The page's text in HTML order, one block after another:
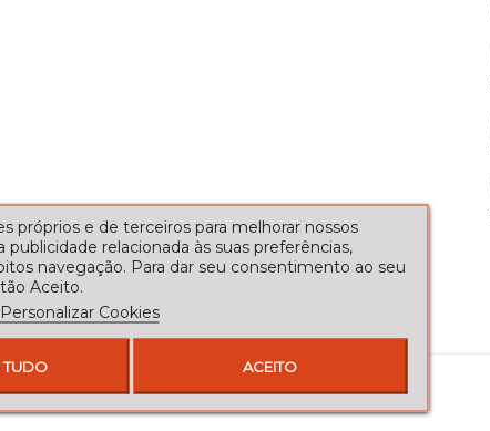
próprios e de terceiros para melhorar nossos
publicidade relacionada às suas preferências,
navegação. Para dar seu consentimento ao seu
Aceito.
Personalizar Cookies
TUDO ACEITO